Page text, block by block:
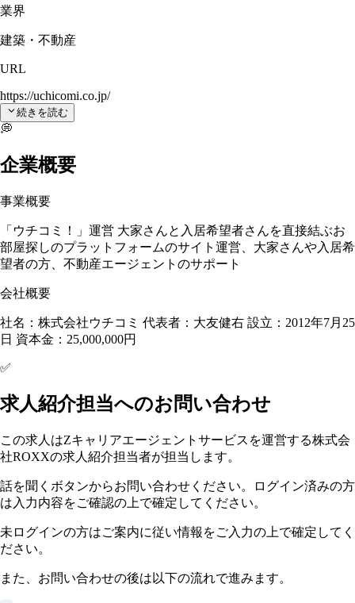
業界
建築・不動産
URL
https://uchicomi.co.jp/
続きを読む
💭
企業概要
事業概要
「ウチコミ！」運営 大家さんと入居希望者さんを直接結ぶお
部屋探しのプラットフォームのサイト運営、大家さんや入居希
望者の方、不動産エージェントのサポート
会社概要
社名：株式会社ウチコミ 代表者：大友健右 設立：2012年7月25
日 資本金：25,000,000円
✅
求人紹介担当へのお問い合わせ
この求人はZキャリアエージェントサービスを運営する株式会
社ROXXの求人紹介担当者が担当します。
話を聞くボタンからお問い合わせください。ログイン済みの方
は入力内容をご確認の上で確定してください。
未ログインの方はご案内に従い情報をご入力の上で確定してく
ださい。
また、お問い合わせの後は以下の流れで進みます。